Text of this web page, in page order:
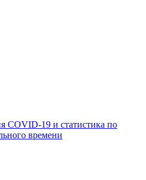
COVID-19 и статистика по
времени